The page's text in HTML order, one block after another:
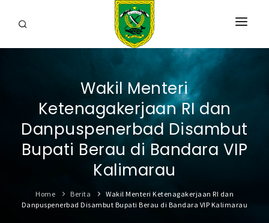
INFORMASI
LAYANAN
SARANA & PRASARANA
IPKD
Wakil Menteri
Ketenagakerjaan RI dan
Danpuspenerbad Disambut
Bupati Berau di Bandara VIP
Kalimarau
Home Berita
Wakil Menteri Ketenagakerjaan RI dan
Danpuspenerbad Disambut Bupati Berau di Bandara VIP Kalimarau